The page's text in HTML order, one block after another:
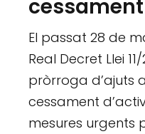
El passat 28 de
Real Decret Llei
pròrroga d’ajuts
cessament
mesures urgents